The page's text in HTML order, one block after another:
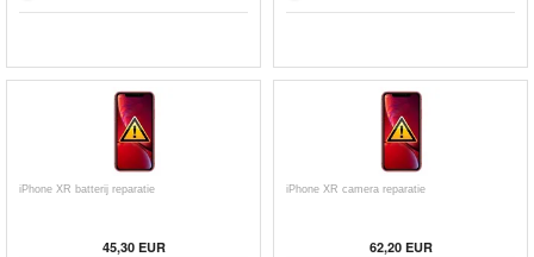
iPhone XR batterij reparatie
45,30 EUR
iPhone XR camera reparatie
62,20 EUR